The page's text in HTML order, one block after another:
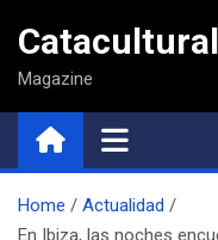
contenido
Catacultural
Magazine
Home
Actualidad
En Ibiza, las noches